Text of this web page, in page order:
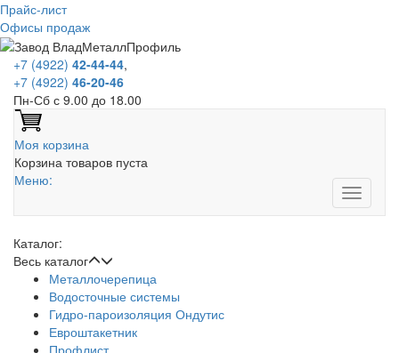
Прайс-лист
Офисы продаж
+7 (4922) 42-44-44,
+7 (4922) 46-20-46
Пн-Сб с 9.00 до 18.00
Моя корзина
Корзина товаров пуста
Меню:
Каталог:
Весь каталог
Металлочерепица
Водосточные системы
Гидро-пароизоляция Ондутис
Евроштакетник